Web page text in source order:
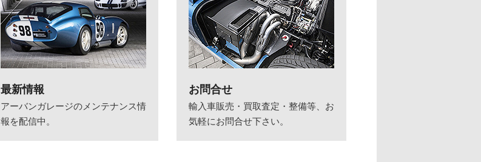
最新情報
アーバンガレージのメンテナンス情
報を配信中。
お問合せ
輸入車販売・買取査定・整備等、お
気軽にお問合せ下さい。